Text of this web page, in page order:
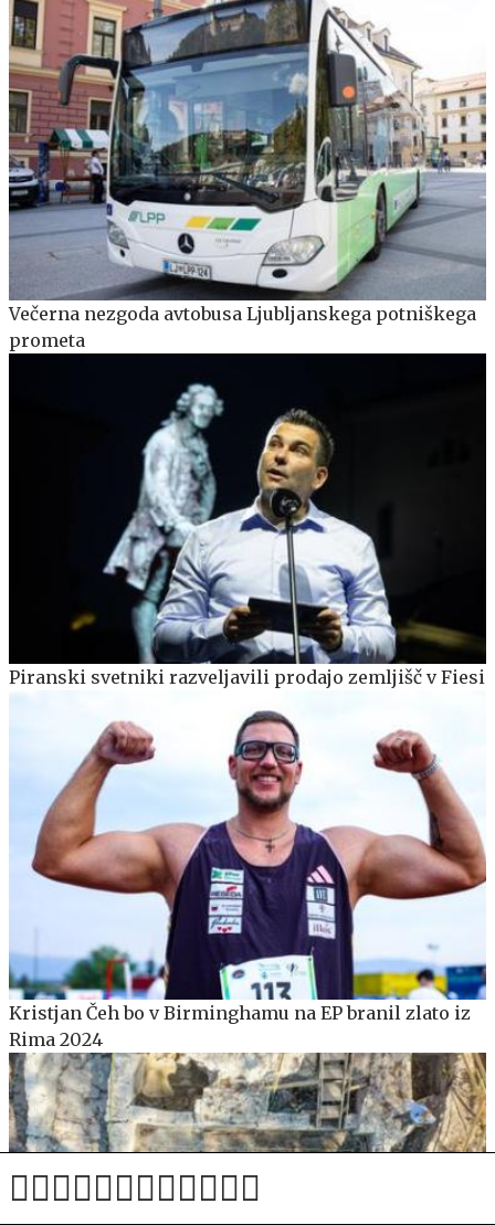
Večerna nezgoda avtobusa Ljubljanskega potniškega
prometa
Piranski svetniki razveljavili prodajo zemljišč v Fiesi
Kristjan Čeh bo v Birminghamu na EP branil zlato iz
Rima 2024